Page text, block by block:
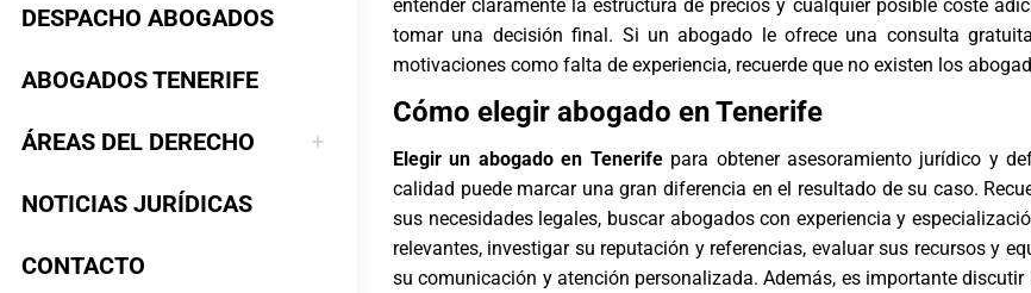
DESPACHO ABOGADOS
ABOGADOS TENERIFE
ÁREAS DEL DERECHO
NOTICIAS JURÍDICAS
CONTACTO
entender claramente la estructura de precios y cualquier posible coste
tomar una decisión final. Si un abogado le ofrece una consulta
motivaciones como falta de experiencia, recuerde que no existen los
Cómo elegir abogado en Tenerife
Elegir un abogado en Tenerifepara obtener asesoramiento jurídico y
calidad puede marcar una gran diferencia en el resultado de su caso.
sus necesidades legales, buscar abogados con experiencia y
relevantes, investigar su reputación y referencias, evaluar sus recursos y
su comunicación y atención personalizada. Además, es importante